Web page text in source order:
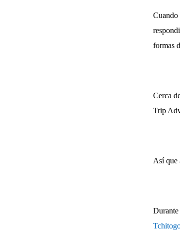
Cuando
formas
Cerca
Trip
Así que
Durante